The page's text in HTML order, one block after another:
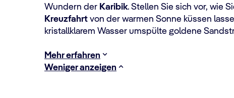
Wundern der Karibik. Stellen Sie sich vor, wie
Kreuzfahrt von der warmen Sonne küssen
kristallklarem Wasser umspülte goldene
Mehr erfahren
Weniger anzeigen